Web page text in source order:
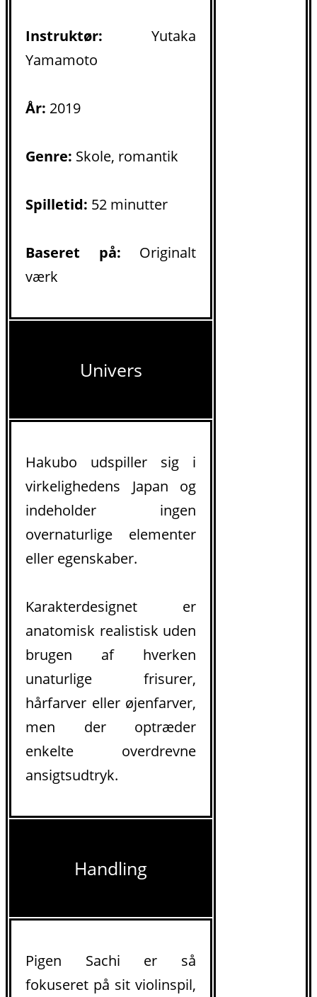
Instruktør: Yutaka
Yamamoto
År: 2019
Genre: Skole, romantik
Spilletid: 52 minutter
Baseret på: Originalt
værk
Univers
Hakubo udspiller sig i
virkelighedens Japan og
indeholder ingen
overnaturlige elementer
eller egenskaber.
Karakterdesignet er
anatomisk realistisk uden
brugen af hverken
unaturlige frisurer,
hårfarver eller øjenfarver,
men der optræder
enkelte overdrevne
ansigtsudtryk.
Handling
Pigen Sachi er så
fokuseret på sit violinspil,